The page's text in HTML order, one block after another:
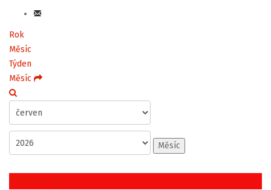
Rok
Měsíc
Týden
Měsíc
Měsíc
Předchozí den